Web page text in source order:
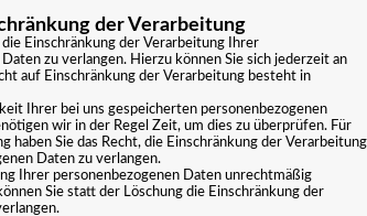
der Verarbeitung
die Einschränkung der Verarbeitung Ihrer
zu verlangen. Hierzu können Sie sich jederzeit an
auf Einschränkung der Verarbeitung besteht in
Ihrer bei uns gespeicherten personenbezogenen
wir in der Regel Zeit, um dies zu überprüfen. Für
haben Sie das Recht, die Einschränkung der Verarbeitung
Daten zu verlangen.
Ihrer personenbezogenen Daten unrechtmäßig
Sie statt der Löschung die Einschränkung der